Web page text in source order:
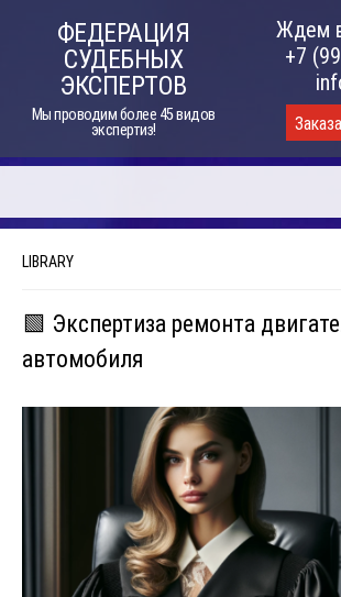
ФЕДЕРАЦИЯ
СУДЕБНЫХ
ЭКСПЕРТОВ
Мы проводим более 45 видов
экспертиз!
Ждем
+7
LIBRARY
🟩 Экспертиза ремонта
автомобиля